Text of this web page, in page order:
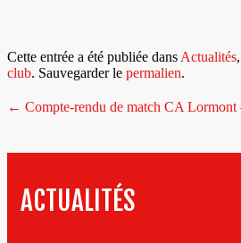
Cette entrée a été publiée dans Actualités,
club. Sauvegarder le permalien.
Navigation
l’article
← Compte-rendu de match CA Lormont
Menu du repas d’avant-match
ACTUALITÉS